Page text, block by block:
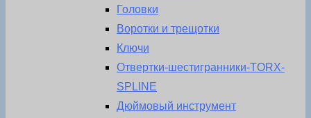
Головки
Воротки и трещотки
Ключи
Отвертки-шестигранники-TORX-
SPLINE
Дюймовый инструмент